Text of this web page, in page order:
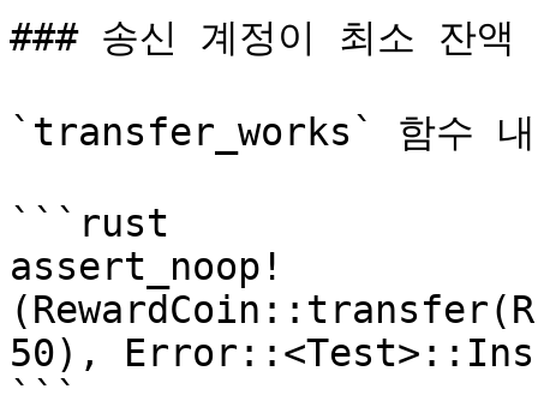
### 송신 계정이 최소 잔액
`transfer_works` 함수 내
```rust
assert_noop!
50),
```